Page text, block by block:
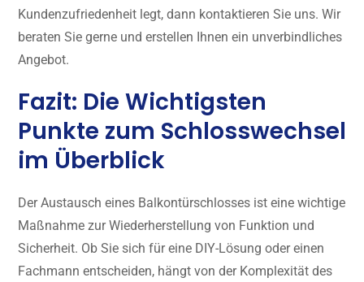
Kundenzufriedenheit legt, dann kontaktieren Sie uns. Wir
beraten Sie gerne und erstellen Ihnen ein unverbindliches
Angebot.
Fazit: Die Wichtigsten
Punkte zum Schlosswechsel
im Überblick
Der Austausch eines Balkontürschlosses ist eine wichtige
Maßnahme zur Wiederherstellung von Funktion und
Sicherheit. Ob Sie sich für eine DIY-Lösung oder einen
Fachmann entscheiden, hängt von der Komplexität des